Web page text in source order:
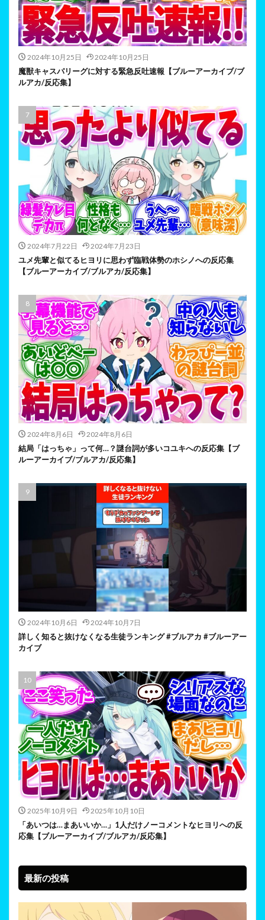
2024年10月25日 2024年10月25日
魔獣キャスパリーグに対する緊急反吐速報【ブルーアーカイブ/ブ
ルアカ/反応集】
2024年7月22日 2024年7月23日
ユメ先輩と似てるヒヨリに思わず臨戦体勢のホシノへの反応集
【ブルーアーカイブ/ブルアカ/反応集】
2024年8月6日 2024年8月6日
結局「はっちゃ」って何…？謎台詞が多いコユキへの反応集【ブ
ルーアーカイブ/ブルアカ/反応集】
2024年10月6日 2024年10月7日
詳しく知ると抜けなくなる生徒ランキング #ブルアカ #ブルーアー
カイブ
2025年10月9日 2025年10月10日
「あいつは…まあいいか…」1人だけノーコメントなヒヨリへの反
応集【ブルーアーカイブ/ブルアカ/反応集】
最新の投稿